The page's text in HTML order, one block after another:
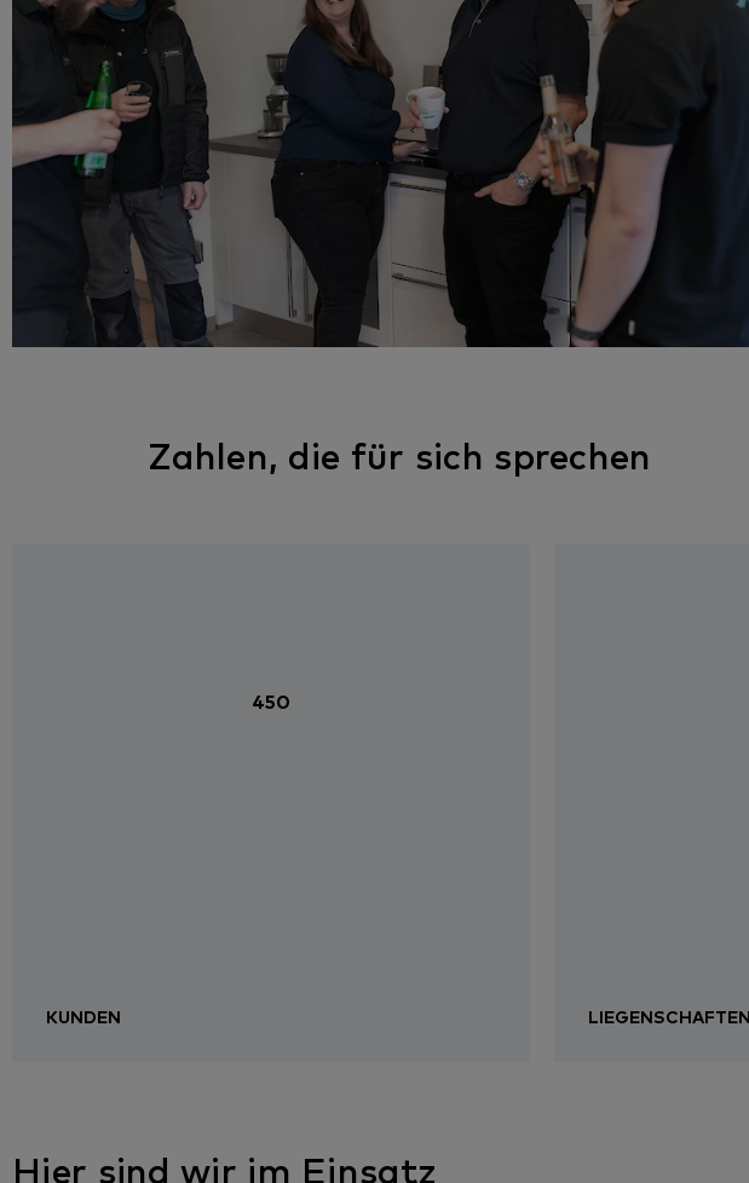
Zahlen, die für sich sprechen
450
KUNDEN LIEGENSCHAFTEN
Hier sind wir im Einsatz